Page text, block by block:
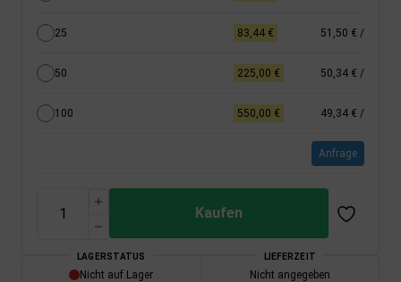
25 83,44 € 51,50 € /
50 225,00 € 50,34 € /
100 550,00 € 49,34 € /
Anfrage
Kaufen
LAGERSTATUS
Nicht auf Lager
LIEFERZEIT
Nicht angegeben